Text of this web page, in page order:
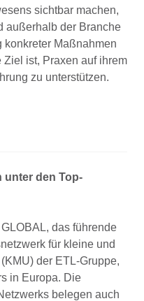
sichtbar machen,
außerhalb der Branche
konkreter Maßnahmen
ist, Praxen auf ihrem
zu unterstützen.
unter den Top-
das führende
für kleine und
der ETL-Gruppe,
in Europa. Die
belegen auch